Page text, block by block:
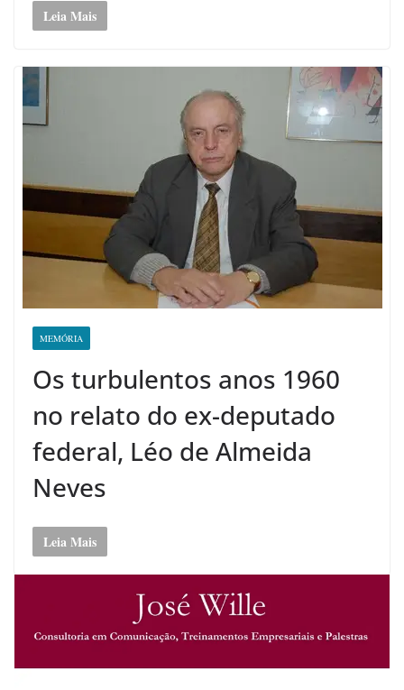
Leia Mais
MEMÓRIA
Os turbulentos anos 1960
no relato do ex-deputado
federal, Léo de Almeida
Neves
Leia Mais